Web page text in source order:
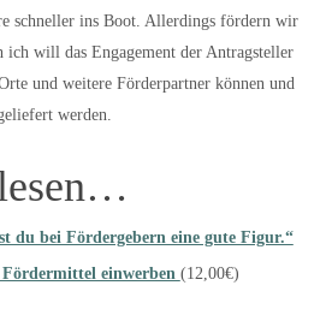
schneller ins Boot. Allerdings fördern wir
ich will das Engagement der Antragsteller
und weitere Förderpartner können und
werden.
du bei Fördergebern eine gute Figur.“
einwerben (12,00€)